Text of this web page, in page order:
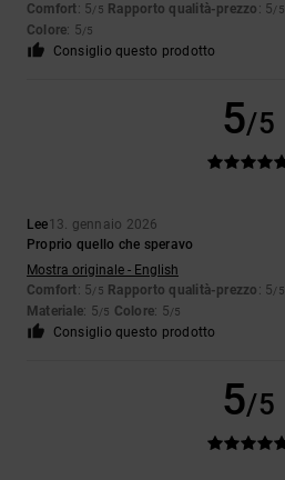
Comfort: 5/5 Rapporto qualità-prezzo : 5/5
Colore: 5/5
Consiglio questo prodotto
5/5
Lee13. gennaio 2026
Proprio quello che speravo
Mostra originale - English
Comfort: 5/5 Rapporto qualità-prezzo : 5/5
Materiale: 5/5 Colore: 5/5
Consiglio questo prodotto
5/5